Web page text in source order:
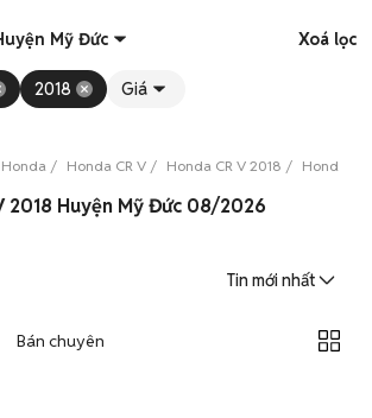
Mỹ Đức Xoá lọc
2018 Giá
Honda Honda CR V Honda CR V 2018 Honda
2018 Huyện Mỹ Đức 08/2026
Tin mới nhất
Bán chuyên